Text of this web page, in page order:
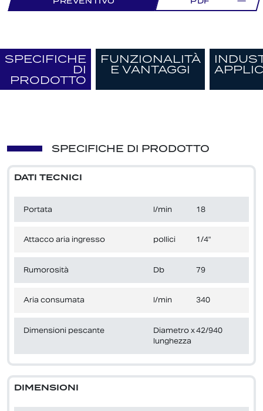
SPECIFICHE
DI
PRODOTTO
FUNZIONALITÀ
E VANTAGGI
SPECIFICHE DI PRODOTTO
DATI TECNICI
Portata l/min 18
Attacco aria ingresso pollici 1/4"
Rumorosità Db 79
Aria consumata l/min 340
Dimensioni pescante
Diametro x
lunghezza
42/940
DIMENSIONI